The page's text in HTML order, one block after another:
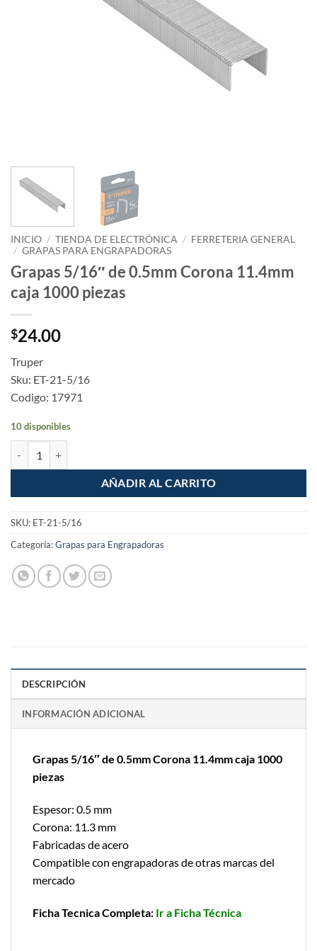
INICIO / TIENDA DE ELECTRÓNICA / FERRETERIA GENERAL
/ GRAPAS PARA ENGRAPADORAS
Grapas 5/16″ de 0.5mm Corona 11.4mm
caja 1000 piezas
$24.00
Truper
Sku: ET-21-5/16
Codigo: 17971
10 disponibles
AÑADIR AL CARRITO
SKU: ET-21-5/16
Categoría:Grapas para Engrapadoras
DESCRIPCIÓN
INFORMACIÓN ADICIONAL
Grapas 5/16″ de 0.5mm Corona 11.4mm caja 1000
piezas
Espesor: 0.5 mm
Corona: 11.3 mm
Fabricadas de acero
Compatible con engrapadoras de otras marcas del
mercado
Ficha Tecnica Completa: Ir a Ficha Técnica